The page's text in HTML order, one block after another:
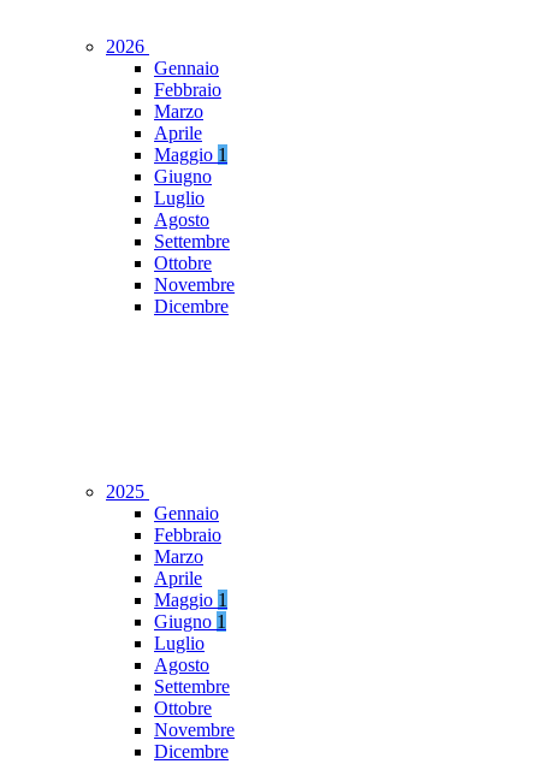
2026
Gennaio
Febbraio
Marzo
Aprile
Maggio 1
Giugno
Luglio
Agosto
Settembre
Ottobre
Novembre
Dicembre
2025
Gennaio
Febbraio
Marzo
Aprile
Maggio 1
Giugno 1
Luglio
Agosto
Settembre
Ottobre
Novembre
Dicembre